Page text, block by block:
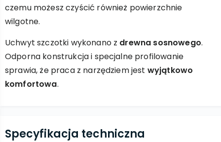
czemu możesz czyścić również powierzchnie
wilgotne.
Uchwyt szczotki wykonano z drewna sosnowego.
Odporna konstrukcja i specjalne profilowanie
sprawia, że praca z narzędziem jest wyjątkowo
komfortowa.
Specyfikacja techniczna